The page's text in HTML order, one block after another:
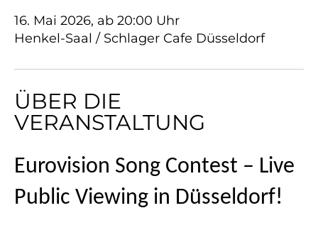
16. Mai 2026, ab 20:00 Uhr
Henkel-Saal / Schlager Cafe Düsseldorf
ÜBER DIE
VERANSTALTUNG
Eurovision Song Contest – Live
Public Viewing in Düsseldorf!